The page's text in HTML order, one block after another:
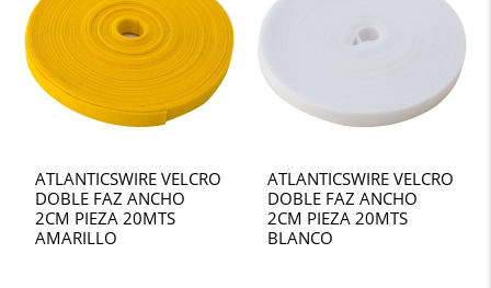
ATLANTICSWIRE VELCRO
DOBLE FAZ ANCHO
2CM PIEZA 20MTS
AMARILLO
ATLANTICSWIRE VELCRO
DOBLE FAZ ANCHO
2CM PIEZA 20MTS
BLANCO